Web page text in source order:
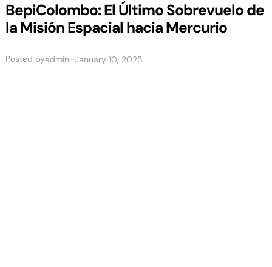
BepiColombo: El Último Sobrevuelo de
la Misión Espacial hacia Mercurio
Posted byadmin–January 10, 2025